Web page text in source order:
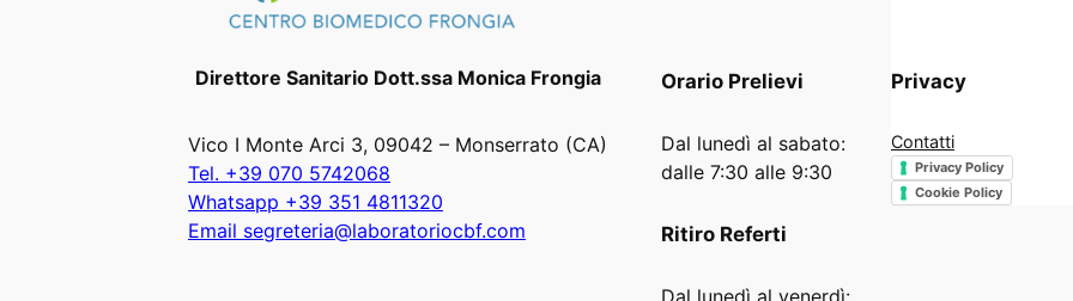
Direttore Sanitario Dott.ssa Monica Frongia
Vico I Monte Arci 3, 09042 – Monserrato (CA)
Tel. +39 070 5742068
Whatsapp +39 351 4811320
Email segreteria@laboratoriocbf.com
Orario Prelievi
Dal lunedì al sabato:
dalle 7:30 alle 9:30
Ritiro Referti
Privacy
Contatti
Privacy Policy
Cookie Policy